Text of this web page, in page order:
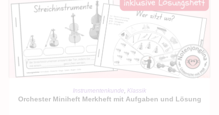
IN DEN WARENKORB
Instrumentenkunde, Klassik
Orchester Miniheft Merkheft mit Aufgaben und Lösung